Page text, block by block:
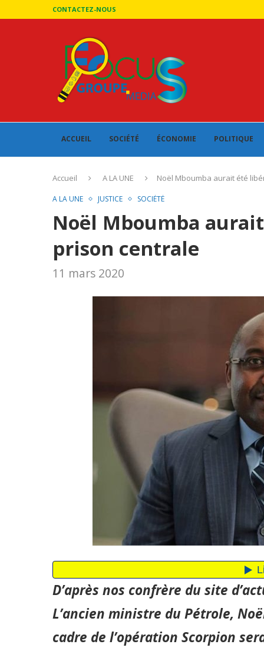
CONTACTEZ-NOUS
ACCUEIL SOCIÉTÉ ÉCONOMIE POLITIQUE
Accueil A LA UNE Noël Mboumba aurait été
A LA UNE JUSTICE SOCIÉTÉ
Noël Mboumba
prison centrale
11 mars 2020
D’après nos confrère du site
L’ancien ministre du Pétrole,
cadre de l’opération Scorpion